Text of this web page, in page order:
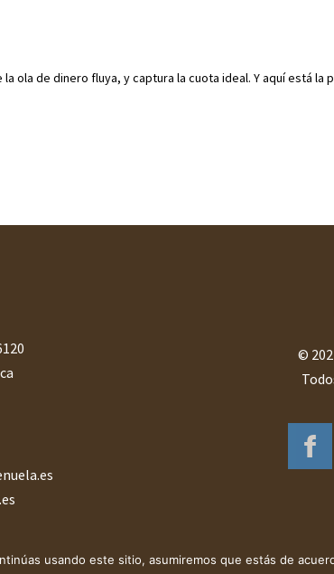
ola de dinero fluya, y captura la cuota ideal. Y aquí está la
©
usando este sitio, asumiremos que estás de